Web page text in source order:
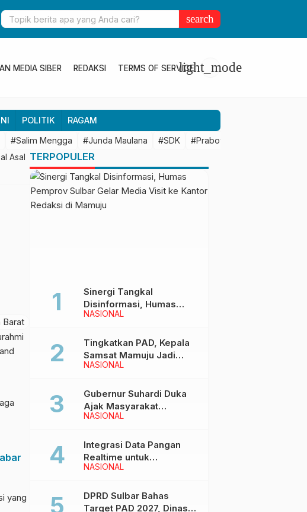
Gubernur Sulbar Perkuat Kolaborasi Riset dengan BRIN untuk Mendukung
Pembangunan Daerah
search
MEDIA SIBER REDAKSI TERMS OF SERVICElight_mode
POLITIK RAGAM
#Salim Mengga #Junda Maulana #SDK #Prabowo Subianto
Asal
yang
TERPOPULER
NASIONAL
Sinergi Tangkal
Disinformasi, Humas
Pemprov Sulbar Gelar
Redaksi di Mamuju
NASIONAL
Tingkatkan PAD, Kepala
Samsat Mamuju Jadi
Narasumber Hearing
DPRD Sulbar
NASIONAL
Gubernur Suhardi Duka
Ajak Masyarakat
Meriahkan Event
NASIONAL
Integrasi Data Pangan
Realtime untuk
Kendalikan inflasi,
Kembangkan Sistem
SAPEDA
DPRD Sulbar Bahas
Target PAD 2027, Dinas